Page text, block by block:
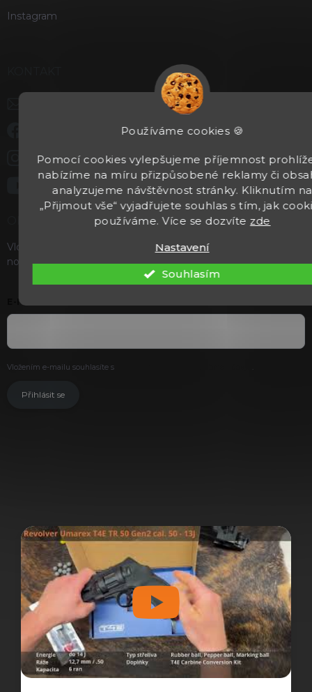
Používáme cookies 🍪
Pomocí cookies vylepšujeme příjemnost
nabízíme na míru přizpůsobené reklamy či
analyzujeme návštěvnost stránky. Kliknutím na
„Přijmout vše“ vyjadřujete souhlas s tím, jak
používáme. Více se dozvíte zde
Nastavení
Souhlasím
Instagram
Staňte se našimi fanoušky na Facebooku
kentaurzbrane
https://www.youtube.com/channel/
ODEBÍRAT NEWSLETTER
Vložte svůj e-mail a my vám budeme zasílat informace o
nových produktech na našem e-shopu.
E-MAIL
Vložením e-mailu souhlasíte s
Přihlásit se